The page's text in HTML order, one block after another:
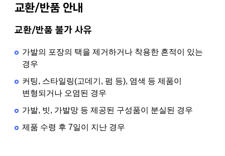
교환/반품 안내
교환/반품 불가 사유
가발의 포장의 택을 제거하거나 착용한 흔적이 있는
경우
커팅, 스타일링(고데기, 펌 등), 염색 등 제품이
변형되거나 오염된 경우
가발, 빗, 가발망 등 제공된 구성품이 분실된 경우
제품 수령 후 7일이 지난 경우